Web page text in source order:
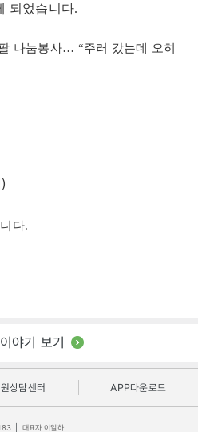
되었습니다.
나눔봉사… “주러 갔는데 오히
다.
야기 보기
상담센터 APP다운로드
대표자 이일하